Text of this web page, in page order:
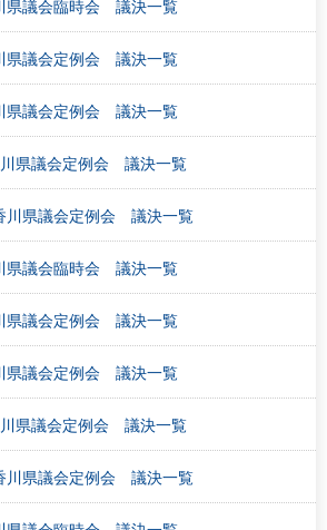
県議会臨時会 議決一覧
県議会定例会 議決一覧
県議会定例会 議決一覧
県議会定例会 議決一覧
県議会定例会 議決一覧
県議会臨時会 議決一覧
県議会定例会 議決一覧
県議会定例会 議決一覧
県議会定例会 議決一覧
県議会定例会 議決一覧